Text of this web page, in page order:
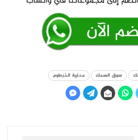
سوق السمك محلية الخرطوم